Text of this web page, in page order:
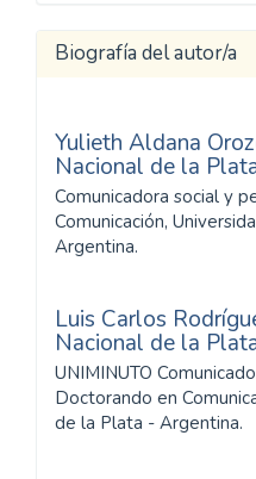
Biografía del autor/a
Yulieth Aldana
Nacional de la
Comunicadora social y
Comunicación,
Argentina.
Luis Carlos
Nacional de la
UNIMINUTO
Doctorando en
de la Plata - Argentina.